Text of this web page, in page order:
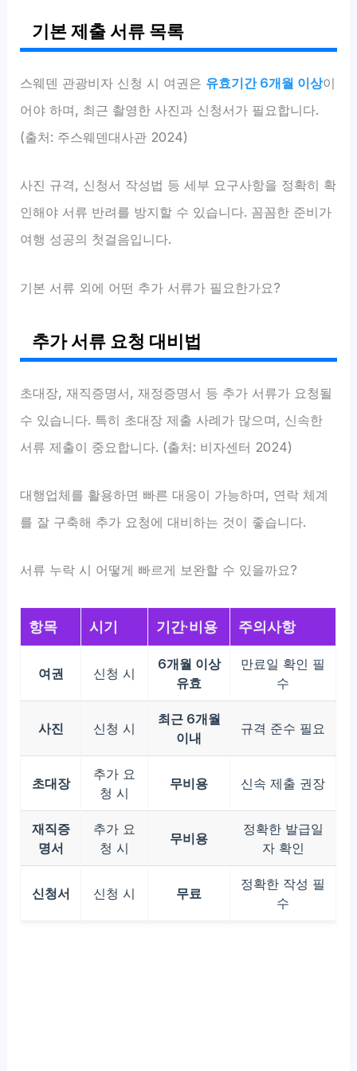
기본 제출 서류 목록
스웨덴 관광비자 신청 시 여권은 유효기간 6개월 이상이
어야 하며, 최근 촬영한 사진과 신청서가 필요합니다.
(출처: 주스웨덴대사관 2024)
사진 규격, 신청서 작성법 등 세부 요구사항을 정확히 확
인해야 서류 반려를 방지할 수 있습니다. 꼼꼼한 준비가
여행 성공의 첫걸음입니다.
기본 서류 외에 어떤 추가 서류가 필요한가요?
추가 서류 요청 대비법
초대장, 재직증명서, 재정증명서 등 추가 서류가 요청될
수 있습니다. 특히 초대장 제출 사례가 많으며, 신속한
서류 제출이 중요합니다. (출처: 비자센터 2024)
대행업체를 활용하면 빠른 대응이 가능하며, 연락 체계
를 잘 구축해 추가 요청에 대비하는 것이 좋습니다.
서류 누락 시 어떻게 빠르게 보완할 수 있을까요?
항목 시기 기간·비용 주의사항
여권 신청 시
6개월 이상
유효
만료일 확인 필
수
사진 신청 시
최근 6개월
이내
규격 준수 필요
초대장
추가 요
청 시
무비용 신속 제출 권장
재직증
명서
추가 요
청 시
무비용
정확한 발급일
자 확인
신청서 신청 시 무료
정확한 작성 필
수